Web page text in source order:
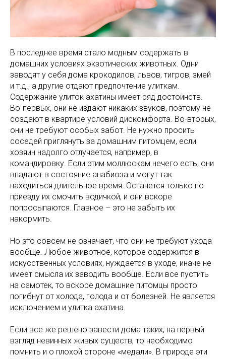
В последнее время стало модным содержать в
домашних условиях экзотических животных. Одни
заводят у себя дома крокодилов, львов, тигров, змей
и т.д., а другие отдают предпочтение улиткам.
Содержание улиток ахатины имеет ряд достоинств.
Во-первых, они не издают никаких звуков, поэтому не
создают в квартире условий дискомфорта. Во-вторых,
они не требуют особых забот. Не нужно просить
соседей приглянуть за домашним питомцем, если
хозяин надолго отлучается, например, в
командировку. Если этим моллюскам нечего есть, они
впадают в состояние анабиоза и могут так
находиться длительное время. Останется только по
приезду их смочить водичкой, и они вскоре
попросыпаются. Главное – это не забыть их
накормить.
Но это совсем не означает, что они не требуют ухода
вообще. Любое животное, которое содержится в
искусственных условиях, нуждается в уходе, иначе не
имеет смысла их заводить вообще. Если все пустить
на самотек, то вскоре домашние питомцы просто
погибнут от холода, голода и от болезней. Не является
исключением и улитка ахатина.
Если все же решено завести дома таких, на первый
взгляд невинных живых существ, то необходимо
помнить и о плохой стороне «медали». В природе эти